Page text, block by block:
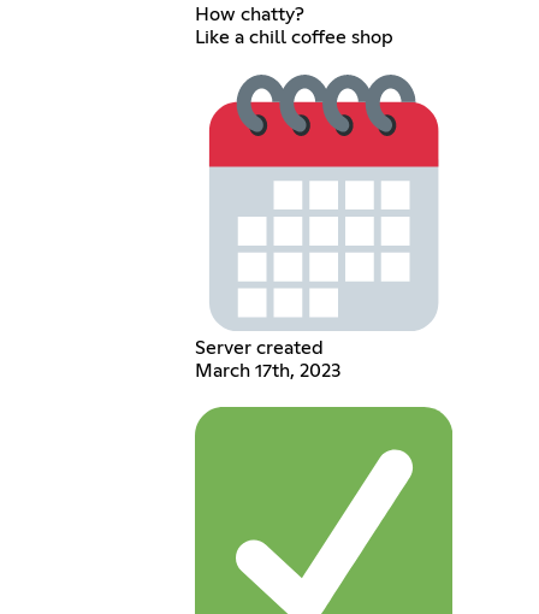
How chatty?
Like a chill coffee shop
Server created
March 17th, 2023